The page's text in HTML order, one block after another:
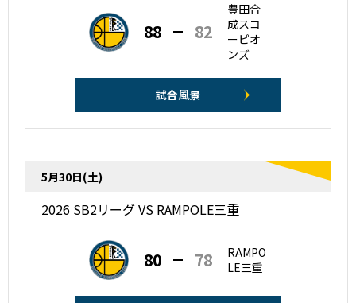
88 82
豊田合
成スコ
ーピオ
ンズ
試合風景
5月30日(土)
2026 SB2リーグ VS RAMPOLE三重
80 78
RAMPO
LE三重